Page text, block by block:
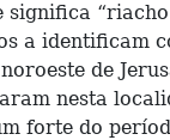
significa “riacho
a identificam
de
nesta
forte do